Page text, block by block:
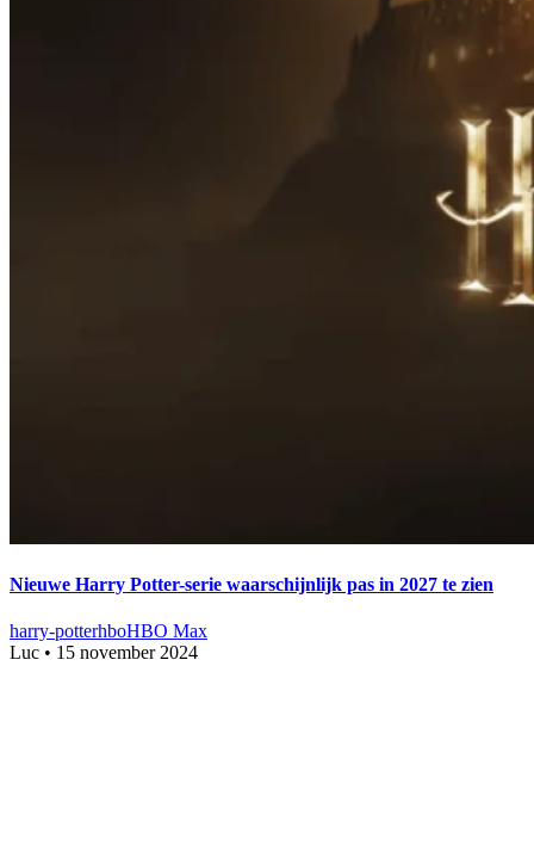
Nieuwe Harry Potter-serie waarschijnlijk pas in 2027 te zien
harry-potterhboHBO Max
Luc • 15 november 2024